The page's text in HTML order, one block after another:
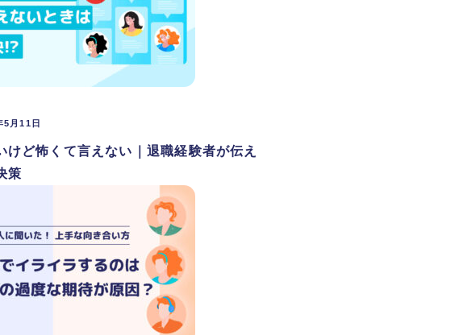
5月11日
けど怖くて言えない｜退職経験者が伝え
策